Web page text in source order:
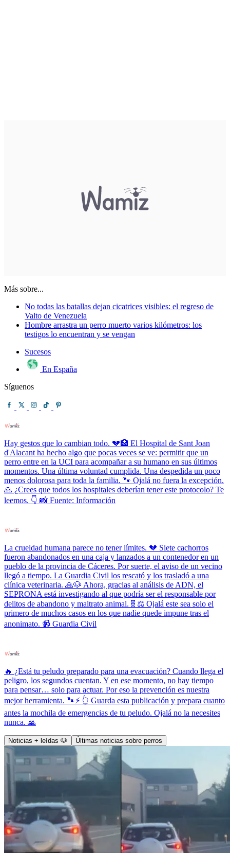
Más sobre...
No todas las batallas dejan cicatrices visibles: el regreso de
Valto de Venezuela
Hombre arrastra un perro muerto varios kilómetros: los
testigos lo encuentran y se vengan
Sucesos
En España
Síguenos
Hay gestos que lo cambian todo. 💔🏥 El Hospital de Sant Joan
d'Alacant ha hecho algo que pocas veces se ve: permitir que un
perro entre en la UCI para acompañar a su humano en sus últimos
momentos. Una última voluntad cumplida. Una despedida un poco
menos dolorosa para toda la familia. 🐾 Ojalá no fuera la excepción.
🙏 ¿Crees que todos los hospitales deberían tener este protocolo? Te
leemos. 👇 📸 Fuente: Información
La crueldad humana parece no tener límites. 💔 Siete cachorros
fueron abandonados en una caja y lanzados a un contenedor en un
pueblo de la provincia de Cáceres. Por suerte, el aviso de un vecino
llegó a tiempo. La Guardia Civil los rescató y los trasladó a una
clínica veterinaria. 🙏🐶 Ahora, gracias al análisis de ADN, el
SEPRONA está investigando al que podría ser el responsable por
delitos de abandono y maltrato animal.🧬⚖️ Ojalá este sea solo el
primero de muchos casos en los que nadie quede impune tras el
anonimato. 📹 Guardia Civil
🔥 ¿Está tu peludo preparado para una evacuación? Cuando llega el
peligro, los segundos cuentan. Y en ese momento, no hay tiempo
para pensar… solo para actuar. Por eso la prevención es nuestra
mejor herramienta. 🐾⚡ 👆 Guarda esta publicación y prepara cuanto
antes la mochila de emergencias de tu peludo. Ojalá no la necesites
nunca. 🙏
Noticias + leídas 🐶 Últimas noticias sobre perros